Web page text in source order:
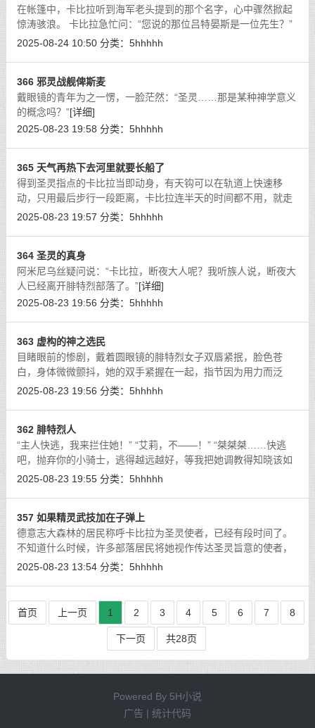
在帐篷中，卡比拉听到海军老头提到的那个名字，心中骤然掀起
惊涛骇浪。 卡比拉急忙问：“您说的那位吕特晏斯是一位先生？”
[详细]
2025-08-24 10:50 分类： 5hhhhh
366 邪灵战舰俾斯麦
戴眼镜的青年为之一愣，一脸茫然：“圣灵……那是某种神学意义
的概念吗？”[详细]
2025-08-23 19:58 分类： 5hhhhh
365 天气再热下去河里就要长船了
得到圣灵指点的卡比拉当即动身，有天钩可以在轨道上快速移
动，只用最后步行一段距离，卡比拉连半天的时间都不用，就走
出了德意志大森林。[详细]
2025-08-23 19:57 分类： 5hhhhh
364 圣灵的真身
阿米尼乌丝疑问说：“卡比拉，断夜大人呢？我听族人说，断夜大
人已经离开腓特烈部落了。”[详细]
2025-08-23 19:56 分类： 5hhhhh
363 虚构的神之选民
目睹眼前的惨剧，戴着圆眼镜的腓特烈女子双唇紧抿，脸色苍
白，身体微微颤抖，她的双手紧握在一起，指节因为用力而泛
白。[详细]
2025-08-23 19:56 分类： 5hhhhh
362 腓特烈人
“主人快逃，我来拦住她！” “艾莉，不——！” “桀桀桀……快逃
吧，抛弃你的小骑士，逃得越远越好，等我把她调教得知晓该如
何侍奉高贵的龙族，就轮到你了，我亲爱的卡比拉·派西亚……”
2025-08-23 19:55 分类： 5hhhhh
357 如果精灵武技加在子弹上
德意志大森林的居民称呼卡比拉为圣灵使者，已经有段时间了。
不知道什么时候，许多部落居民将她视作传达圣灵旨意的使者，
随着这么称呼的人越来越多，卡比拉也勉为其难地认了这个称
2025-08-23 13:54 分类： 5hhhhh
首页 上一页 1 2 3 4 5 6 7 8
下一页 共28页
Powered By 5H小说
广告 | 统计代码